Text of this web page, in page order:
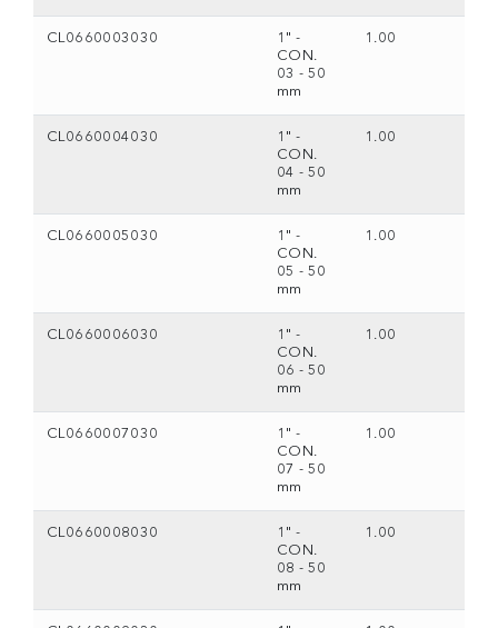
CL0660003030
1" -
CON.
03 - 50
mm
1.00
CL0660004030
1" -
CON.
04 - 50
mm
1.00
CL0660005030
1" -
CON.
05 - 50
mm
1.00
CL0660006030
1" -
CON.
06 - 50
mm
1.00
CL0660007030
1" -
CON.
07 - 50
mm
1.00
CL0660008030
1" -
CON.
08 - 50
mm
1.00